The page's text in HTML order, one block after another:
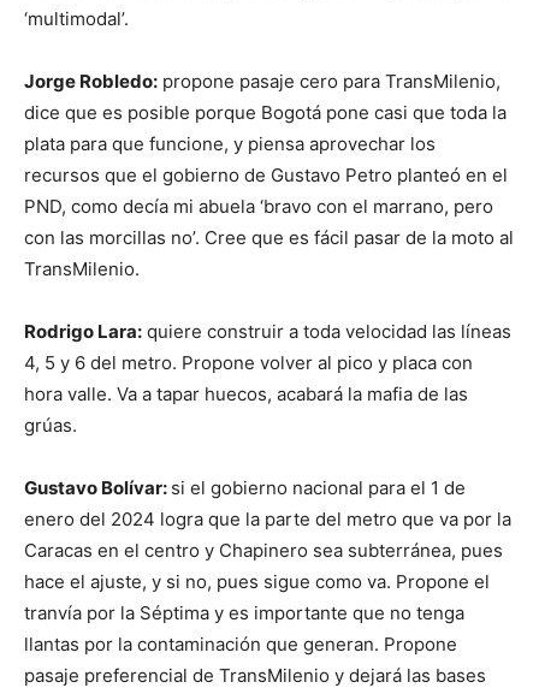
‘multimodal’.
Jorge Robledo: propone pasaje cero para TransMilenio,
dice que es posible porque Bogotá pone casi que toda la
plata para que funcione, y piensa aprovechar los
recursos que el gobierno de Gustavo Petro planteó en el
PND, como decía mi abuela ‘bravo con el marrano, pero
con las morcillas no’. Cree que es fácil pasar de la moto al
TransMilenio.
Rodrigo Lara: quiere construir a toda velocidad las líneas
4, 5 y 6 del metro. Propone volver al pico y placa con
hora valle. Va a tapar huecos, acabará la mafia de las
grúas.
Gustavo Bolívar: si el gobierno nacional para el 1 de
enero del 2024 logra que la parte del metro que va por la
Caracas en el centro y Chapinero sea subterránea, pues
hace el ajuste, y si no, pues sigue como va. Propone el
tranvía por la Séptima y es importante que no tenga
llantas por la contaminación que generan. Propone
pasaje preferencial de TransMilenio y dejará las bases